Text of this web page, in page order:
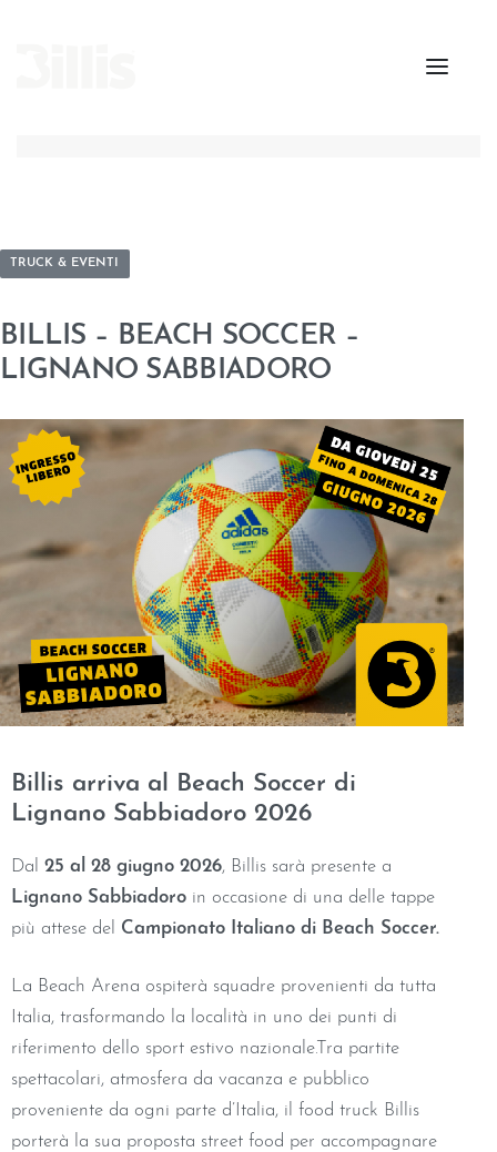
TRUCK & EVENTI
BILLIS – BEACH SOCCER –
LIGNANO SABBIADORO
Billis arriva al Beach Soccer di
Lignano Sabbiadoro 2026
Dal 25 al 28 giugno 2026, Billis sarà presente a
Lignano Sabbiadoro in occasione di una delle tappe
più attese del Campionato Italiano di Beach Soccer.
La Beach Arena ospiterà squadre provenienti da tutta
Italia, trasformando la località in uno dei punti di
riferimento dello sport estivo nazionale.Tra partite
spettacolari, atmosfera da vacanza e pubblico
proveniente da ogni parte d’Italia, il food truck Billis
porterà la sua proposta street food per accompagnare